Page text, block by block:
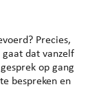
Precies,
dat vanzelf
op gang
bespreken en